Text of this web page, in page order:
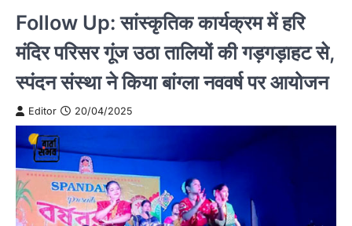
Follow Up: सांस्कृतिक कार्यक्रम में हरि
मंदिर परिसर गूंज उठा तालियों की गड़गड़ाहट से,
स्पंदन संस्था ने किया बांग्ला नववर्ष पर आयोजन
Editor 20/04/2025